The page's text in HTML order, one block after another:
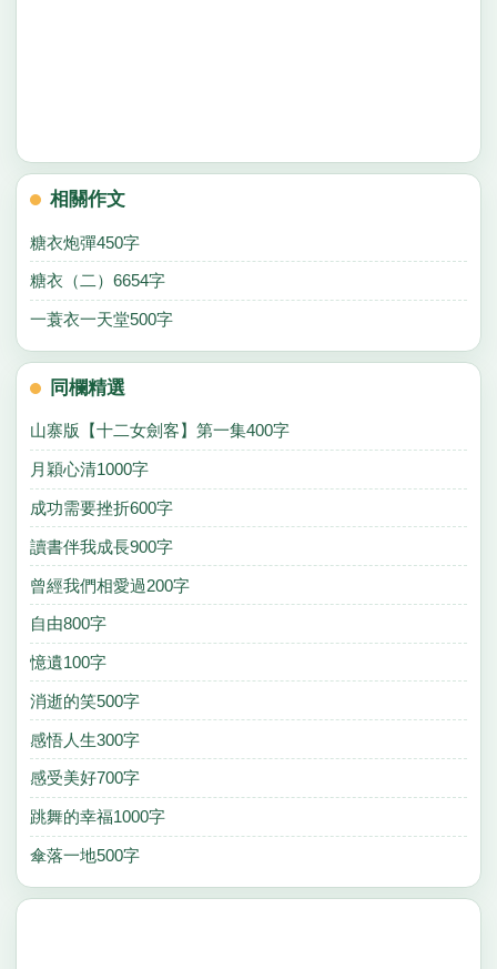
相關作文
糖衣炮彈450字
糖衣（二）6654字
一蓑衣一天堂500字
同欄精選
山寨版【十二女劍客】第一集400字
月穎心清1000字
成功需要挫折600字
讀書伴我成長900字
曾經我們相愛過200字
自由800字
憶遺100字
消逝的笑500字
感悟人生300字
感受美好700字
跳舞的幸福1000字
傘落一地500字